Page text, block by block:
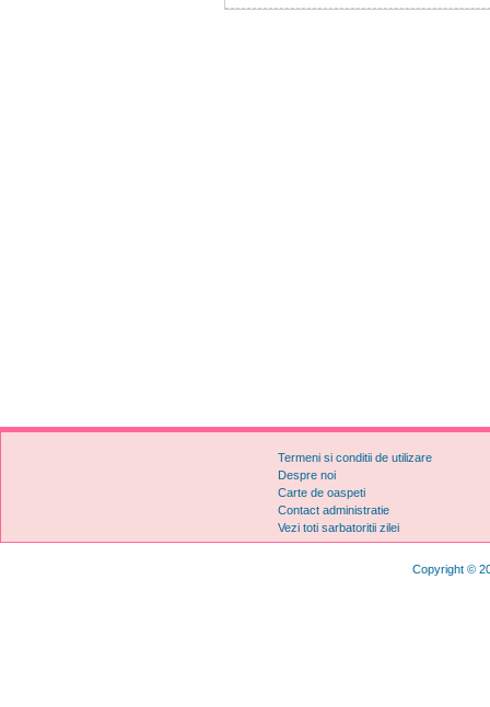
Termeni si conditii de utilizare
Despre noi
Carte de oaspeti
Contact administratie
Vezi toti sarbatoritii zilei
Copyright ©